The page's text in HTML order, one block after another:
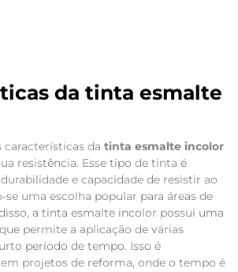
da tinta esmalte
características da tinta esmalte incolor
resistência. Esse tipo de tinta é
e capacidade de resistir ao
uma escolha popular para áreas de
a tinta esmalte incolor possui uma
permite a aplicação de várias
período de tempo. Isso é
projetos de reforma, onde o tempo é